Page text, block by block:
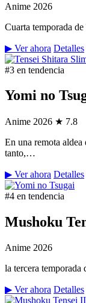
Anime 2026
Cuarta temporada
▶ Ver ahora Detalles
#3 en tendencia
Yomi no
Anime 2026 ★ 7.8
En una remota
tanto,…
▶ Ver ahora Detalles
#4 en tendencia
Mushoku
Anime 2026
la tercera
▶ Ver ahora Detalles